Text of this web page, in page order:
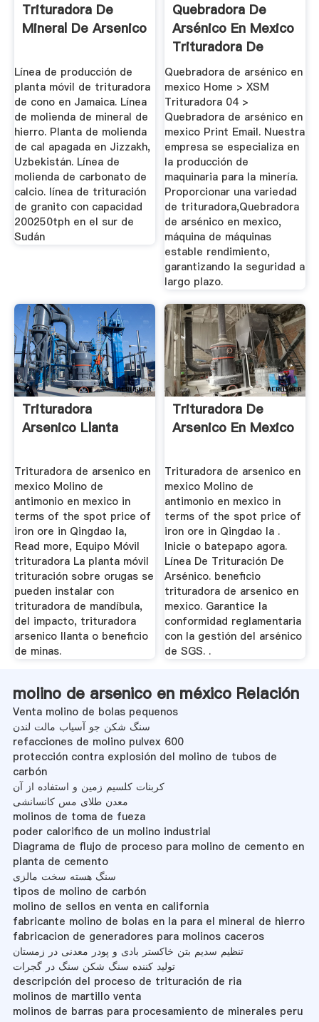
Trituradora De
Mineral De Arsenico
Línea de producción de
planta móvil de trituradora
de cono en Jamaica. Línea
de molienda de mineral de
hierro. Planta de molienda
de cal apagada en Jizzakh,
Uzbekistán. Línea de
molienda de carbonato de
calcio. línea de trituración
de granito con capacidad
200250tph en el sur de
Sudán
Quebradora De
Arsénico En Mexico
Trituradora De
Precio ...
Quebradora de arsénico en
mexico Home > XSM
Trituradora 04 >
Quebradora de arsénico en
mexico Print Email. Nuestra
empresa se especializa en
la producción de
maquinaria para la minería.
Proporcionar una variedad
de trituradora,Quebradora
de arsénico en mexico,
máquina de máquinas
estable rendimiento,
garantizando la seguridad a
largo plazo.
Trituradora
Arsenico Llanta
Trituradora de arsenico en
mexico Molino de
antimonio en mexico in
terms of the spot price of
iron ore in Qingdao la,
Read more, Equipo Móvil
trituradora La planta móvil
trituración sobre orugas se
pueden instalar con
trituradora de mandíbula,
del impacto, trituradora
arsenico llanta o beneficio
de minas.
Trituradora De
Arsenico En Mexico
Trituradora de arsenico en
mexico Molino de
antimonio en mexico in
terms of the spot price of
iron ore in Qingdao la .
Inicie o batepapo agora.
Línea De Trituración De
Arsénico. beneficio
trituradora de arsenico en
mexico. Garantice la
conformidad reglamentaria
con la gestión del arsénico
de SGS. .
molino de arsenico en méxico Relación
Venta molino de bolas pequenos
سنگ شکن جو آسیاب مالت لندن
refacciones de molino pulvex 600
protección contra explosión del molino de tubos de
carbón
کربنات کلسیم زمین و استفاده از آن
معدن طلای مس کانسانشی
molinos de toma de fueza
poder calorifico de un molino industrial
Diagrama de flujo de proceso para molino de cemento en
planta de cemento
سنگ هسته سخت مالزی
tipos de molino de carbón
molino de sellos en venta en california
fabricante molino de bolas en la para el mineral de hierro
fabricacion de generadores para molinos caceros
تنظیم سدیم بتن خاکستر بادی و پودر معدنی در زمستان
تولید کننده سنگ شکن سنگ در گجرات
descripción del proceso de trituración de ria
molinos de martillo venta
molinos de barras para procesamiento de minerales peru